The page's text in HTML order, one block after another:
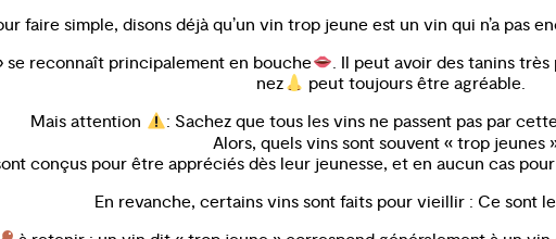
faire simple, disons déjà qu’un vin trop jeune est un vin qui n’a pas
se reconnaît principalement en bouche
. Il peut avoir des tanins
nez
peut toujours être agréable.
Mais attention
: Sachez que tous les vins ne passent pas par
Alors, quels vins sont souvent « trop jeunes
conçus pour être appréciés dès leur jeunesse, et en aucun cas
En revanche, certains vins sont faits pour vieillir : Ce sont